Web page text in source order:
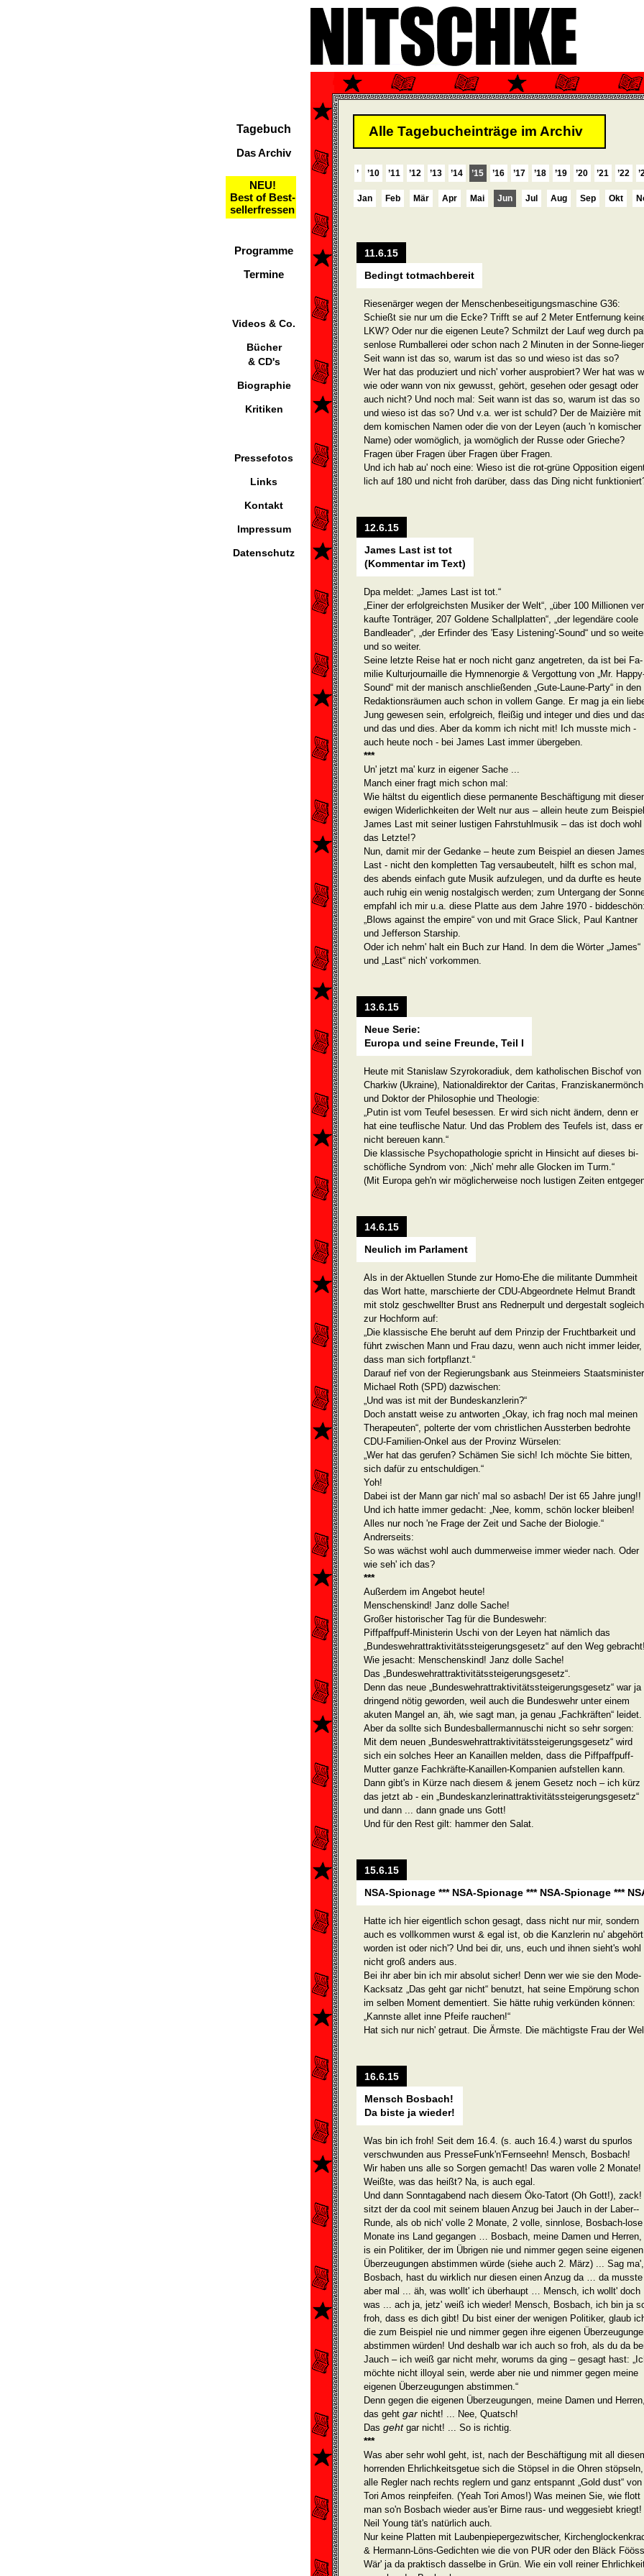
Tagebuch
Das Archiv
NEU!
Best of Best-
sellerfressen
Programme
Termine
Videos & Co.
Bücher
& CD's
Biographie
Kritiken
Pressefotos
Links
Kontakt
Impressum
Datenschutz
Alle Tagebucheinträge im Archiv
’ ’10 ’11 ’12 ’13 ’14 ’15 ’16 ’17 ’18 ’19 ’20 ’21 ’22
Jan Feb Mär Apr Mai Jun Jul Aug Sep Okt
11.6.15
Bedingt totmachbereit
Riesenärger wegen der Menschenbeseitigungs­maschine G36:
Schießt sie nur um die Ecke? Trifft se auf 2 Meter Entfernung
LKW? Oder nur die eigenen Leute? Schmilzt der Lauf weg durch
senlose Rumballerei oder schon nach 2 Minuten in der Sonne-
Seit wann ist das so, warum ist das so und wieso ist das so?
Wer hat das produziert und nich' vorher ausprobiert? Wer hat was
wie oder wann von nix gewusst, gehört, gesehen oder gesagt oder
auch nicht? Und noch mal: Seit wann ist das so, warum ist das so
und wieso ist das so? Und v.a. wer ist schuld? Der de Maizière mit
dem komi­schen Namen oder die von der Leyen (auch 'n komischer
Name) oder womöglich, ja womöglich der Russe oder Grieche?
Fragen über Fragen über Fragen über Fragen.
Und ich hab au' noch eine: Wieso ist die rot-grüne Opposition
lich auf 180 und nicht froh darüber, dass das Ding nicht
12.6.15
James Last ist tot
(Kommentar im Text)
Dpa meldet: „James Last ist tot.“
„Einer der erfolgreichsten Musiker der Welt“, „über 100 Millionen
kaufte Tonträger, 207 Goldene Schallplatten“, „der legendäre coole
Band­leader“, „der Erfinder des 'Easy Listening'-Sound“ und so
und so weiter.
Seine letzte Reise hat er noch nicht ganz angetreten, da ist bei Fa­
milie Kulturjournaille die Hymnenorgie & Vergottung von „Mr.
Sound“ mit der manisch anschließenden „Gute-Laune-Party“ in den
Redaktionsräumen auch schon in vollem Gange. Er mag ja ein
Jung gewesen sein, erfolgreich, fleißig und integer und dies und
und das und dies. Aber da komm ich nicht mit! Ich musste mich -
auch heute noch - bei James Last immer übergeben.
***
Un' jetzt ma' kurz in eigener Sache ...
Manch einer fragt mich schon mal:
Wie hältst du eigentlich diese permanente Beschäftigung mit
ewigen Wi­derlichkeiten der Welt nur aus – allein heute zum Beispiel
James Last mit seiner lustigen Fahrstuhlmusik – das ist doch wohl
das Letzte!?
Nun, damit mir der Gedanke – heute zum Beispiel an diesen
Last - nicht den kompletten Tag versaubeutelt, hilft es schon mal,
des abends einfach gute Musik aufzulegen, und da durfte es heute
auch ruhig ein wenig nostalgisch werden; zum Untergang der
empfahl ich mir u.a. diese Platte aus dem Jahre 1970 -
„Blows against the empire“ von und mit Grace Slick, Paul Kantner
und Jefferson Starship.
Oder ich nehm' halt ein Buch zur Hand. In dem die Wörter „James“
und „Last“ nich' vorkommen.
13.6.15
Neue Serie:
Europa und seine Freunde, Teil I
Heute mit Stanislaw Szyrokoradiuk, dem katholischen Bischof von
Charkiw (Ukraine), Nationaldirektor der Caritas, Franziskanermönch
und Doktor der Philo­sophie und Theologie:
„Putin ist vom Teufel besessen. Er wird sich nicht ändern, denn er
hat eine teuflische Natur. Und das Problem des Teufels ist, dass er
nicht bereuen kann.“
Die klassische Psychopathologie spricht in Hinsicht auf dieses bi­
schöfliche Syndrom von: „Nich' mehr alle Glocken im Turm.“
(Mit Europa geh'n wir möglicherweise noch lustigen Zeiten
14.6.15
Neulich im Parlament
Als in der Aktuellen Stunde zur Homo-Ehe die militante Dummheit
das Wort hatte, marschierte der CDU-Abgeordnete Helmut Brandt
mit stolz geschwellter Brust ans Rednerpult und dergestalt sogleich
zur Hochform auf:
„Die klassische Ehe beruht auf dem Prinzip der Fruchtbarkeit und
führt zwischen Mann und Frau dazu, wenn auch nicht immer leider,
dass man sich fortpflanzt.“
Darauf rief von der Regierungsbank aus Steinmeiers Staats­minister
Michael Roth (SPD) dazwischen:
„Und was ist mit der Bundeskanzlerin?“
Doch anstatt weise zu antworten „Okay, ich frag noch mal meinen
Therapeuten“, polterte der vom christlichen Aussterben bedrohte
CDU-Familien-Onkel aus der Provinz Würselen:
„Wer hat das gerufen? Schämen Sie sich! Ich möchte Sie bitten,
sich dafür zu entschuldigen.“
Yoh!
Dabei ist der Mann gar nich' mal so asbach! Der ist 65 Jahre jung!!
Und ich hatte immer gedacht: „Nee, komm, schön locker bleiben!
Alles nur noch 'ne Frage der Zeit und Sache der Biologie.“
Andrerseits:
So was wächst wohl auch dummerweise immer wieder nach. Oder
wie seh' ich das?
***
Außerdem im Angebot heute!
Menschenskind! Janz dolle Sache!
Großer historischer Tag für die Bundeswehr:
Piffpaffpuff-Ministerin Uschi von der Leyen hat nämlich das
„Bundeswehrattraktivitätssteigerungsgesetz“ auf den Weg
Wie jesacht: Menschenskind! Janz dolle Sache!
Das „Bundeswehrattraktivitätssteigerungsgesetz“.
Denn das neue „Bundeswehrattraktivitätssteigerungsgesetz“ war ja
dringend nötig geworden, weil auch die Bundeswehr unter einem
akuten Mangel an, äh, wie sagt man, ja genau „Fachkräften“ leidet.
Aber da sollte sich Bundesballermannuschi nicht so sehr sorgen:
Mit dem neuen „Bundeswehrattraktivitätssteigerungsgesetz“ wird
sich ein solches Heer an Kanaillen melden, dass die Piffpaffpuff-
Mutter ganze Fachkräfte-Kanaillen-Kompanien aufstellen kann.
Dann gibt's in Kürze nach diesem & jenem Gesetz noch – ich kürz
das jetzt ab - ein „Bundeskanzlerinattraktivitätssteigerungsgesetz“
und dann ... dann gnade uns Gott!
Und für den Rest gilt: hammer den Salat.
15.6.15
NSA-Spionage *** NSA-Spionage *** NSA-Spionage ***
Hatte ich hier eigentlich schon gesagt, dass nicht nur mir, sondern
auch es vollkommen wurst & egal ist, ob die Kanzlerin nu' abgehört
worden ist oder nich'? Und bei dir, uns, euch und ihnen sieht's wohl
nicht groß anders aus.
Bei ihr aber bin ich mir absolut sicher! Denn wer wie sie den Mode-
Kacksatz „Das geht gar nicht“ benutzt, hat seine Empörung schon
im selben Moment dementiert. Sie hätte ruhig verkünden können:
„Kannste allet inne Pfeife rauchen!“
Hat sich nur nich' getraut. Die Ärmste. Die mächtigste Frau der
16.6.15
Mensch Bosbach!
Da biste ja wieder!
Was bin ich froh! Seit dem 16.4. (s. auch 16.4.) warst du spurlos
verschwunden aus PresseFunk'n'Fernseehn! Mensch, Bosbach!
Wir haben uns alle so Sorgen gemacht! Das waren volle 2 Monate!
Weißte, was das heißt? Na, is auch egal.
Und dann Sonntagabend nach diesem Öko-Tatort (Oh Gott!), zack!
sitzt der da cool mit seinem blauen Anzug bei Jauch in der Laber-­
Runde, als ob nich' volle 2 Monate, 2 volle, sinnlose, Bosbach-lose
Monate ins Land gegangen … Bosbach, meine Damen und Herren,
is ein Politiker, der im Übrigen nie und nimmer gegen seine eigenen
Überzeugungen abstimmen würde (siehe auch 2. März) ... Sag ma',
Bosbach, hast du wirklich nur diesen einen Anzug da … da musste
aber mal ... äh, was wollt' ich überhaupt … Mensch, ich wollt' doch
was ... ach ja, jetz' weiß ich wieder! Mensch, Bosbach, ich bin ja
froh, dass es dich gibt! Du bist einer der wenigen Politiker, glaub
die zum Beispiel nie und nimmer gegen ihre eigenen
abstim­men würden! Und deshalb war ich auch so froh, als du da
Jauch – ich weiß gar nicht mehr, worums da ging – gesagt hast:
möchte nicht illoyal sein, werde aber nie und nimmer gegen meine
eigenen Überzeugungen abstimmen.“
Denn gegen die eigenen Überzeugungen, meine Damen und
das geht gar nicht! ... Nee, Quatsch!
Das gehtgar nicht! ... So is richtig.
***
Was aber sehr wohl geht, ist, nach der Beschäftigung mit all
horrenden Ehrlichkeitsgetue sich die Stöpsel in die Ohren stöpseln,
alle Regler nach rechts reglern und ganz entspannt „Gold dust“ von
Tori Amos reinpfeifen. (Yeah Tori Amos!) Was meinen Sie, wie flott
man so'n Bosbach wieder aus'er Birne raus- und weggesiebt kriegt!
Neil Young tät's natürlich auch.
Nur keine Platten mit Laubenpiepergezwitscher,
& Hermann-Löns-Gedichten wie die von PUR oder den Bläck
Wär' ja da praktisch dasselbe in Grün. Wie ein voll reiner